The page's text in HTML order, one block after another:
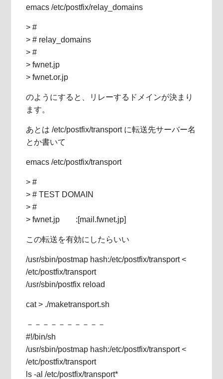
emacs /etc/postfix/relay_domains
> #
> # relay_domains
> #
> fwnet.jp
> fwnet.or.jp
のようにすると、リレーするドメインが決まり
ます。
あとは /etc/postfix/transport に転送先サーバー名
とか書いて
emacs /etc/postfix/transport
> #
> # TEST DOMAIN
> #
> fwnet.jp :[mail.fwnet.jp]
この転送を有効にしたらいい
/usr/sbin/postmap hash:/etc/postfix/transport <
/etc/postfix/transport
/usr/sbin/postfix reload
cat > ./maketransport.sh
－－－－－－－－－－
#!/bin/sh
/usr/sbin/postmap hash:/etc/postfix/transport <
/etc/postfix/transport
ls -al /etc/postfix/transport*